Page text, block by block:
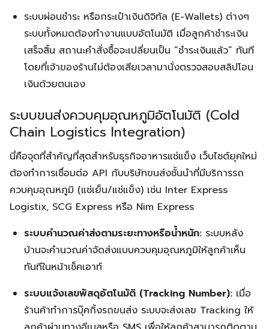
ระบบผ่อนชำระ หรือกระเป๋าเงินดิจิทัล (E-Wallets) ต่างๆ
ระบบทั้งหมดต้องทำงานแบบอัตโนมัติ เมื่อลูกค้าชำระเงิน
เสร็จสิ้น สถานะคำสั่งซื้อจะเปลี่ยนเป็น “ชำระเงินแล้ว” ทันที
โดยที่เจ้าของร้านไม่ต้องเสียเวลามานั่งตรวจสอบสลิปโอน
เงินด้วยตนเอง
ระบบขนส่งควบคุมอุณหภูมิอัตโนมัติ (Cold
Chain Logistics Integration)
นี่คือจุดที่สำคัญที่สุดสำหรับธุรกิจอาหารแช่แข็ง เว็บไซต์ยุคใหม่
ต้องทำการเชื่อมต่อ API กับบริษัทขนส่งชั้นนำที่มีบริการรถ
ควบคุมอุณหภูมิ (แช่เย็น/แช่แข็ง) เช่น Inter Express
Logistix, SCG Express หรือ Nim Express
ระบบคำนวณค่าส่งตามระยะทางหรือน้ำหนัก: ระบบหลัง
บ้านจะคำนวณค่าจัดส่งแบบควบคุมอุณหภูมิให้ลูกค้าเห็น
ทันทีในหน้าเช็คเอาท์
ระบบแจ้งเลขพัสดุอัตโนมัติ (Tracking Number): เมื่อ
ร้านค้าทำการบุ๊คกิ้งรถขนส่ง ระบบจะส่งเลข Tracking ให้